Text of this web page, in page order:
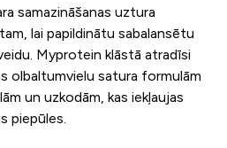
samazināšanas uztura
lai papildinātu sabalansētu
Myprotein klāstā atradīsi
olbaltumvielu satura formulām
un uzkodām, kas iekļaujas
piepūles.